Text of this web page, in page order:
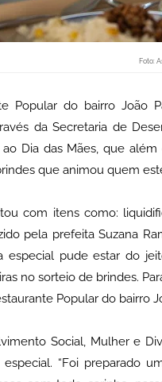
Foto:
Popular do bairro João
da Secretaria de
Dia das Mães, que
que animou quem
com itens como:
pela prefeita Suzana
especial pude estar do
no sorteio de brindes.
Popular do bairro
Social, Mulher e
“Foi preparado